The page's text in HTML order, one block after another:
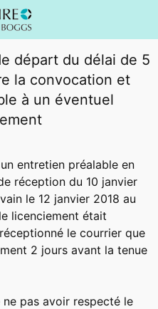
départ du délai de 5
la convocation et
à un éventuel
entretien préalable en
réception du 10 janvier
le 12 janvier 2018 au
licenciement était
le courrier que
2 jours avant la tenue
ne pas avoir respecté le